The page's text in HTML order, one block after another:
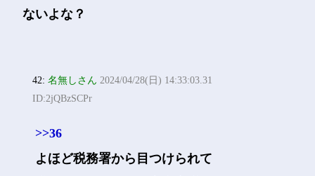
ないよな？
42:名無しさん 2024/04/28(日) 14:33:03.31
ID:2jQBzSCPr
>>36
よほど税務署から目つけられて